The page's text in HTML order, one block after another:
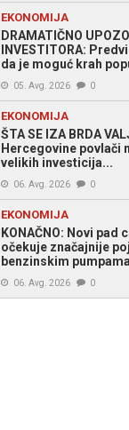
EKONOMIJA
DRAMATIČNO
INVESTITORA:
da je moguć krah
05. Avg. 2026 0
EKONOMIJA
ŠTA SE IZA BRDA
Hercegovine povlači
velikih investicija...
06. Avg. 2026 0
EKONOMIJA
KONAČNO: Novi pad
očekuje značajnije
benzinskim
06. Avg. 2026 0